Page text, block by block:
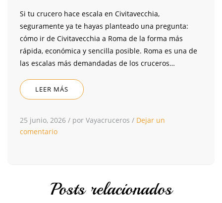
Si tu crucero hace escala en Civitavecchia,
seguramente ya te hayas planteado una pregunta:
cómo ir de Civitavecchia a Roma de la forma más
rápida, económica y sencilla posible. Roma es una de
las escalas más demandadas de los cruceros…
LEER MÁS
25 junio, 2026 / por Vayacruceros / Dejar un
comentario
Posts relacionados